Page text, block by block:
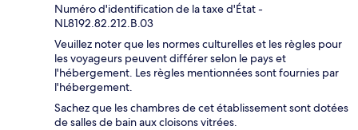
Numéro d'identification de la taxe d'État -
NL8192.82.212.B.03
Veuillez noter que les normes culturelles et les règles pour
les voyageurs peuvent différer selon le pays et
l'hébergement. Les règles mentionnées sont fournies par
l'hébergement.
Sachez que les chambres de cet établissement sont dotées
de salles de bain aux cloisons vitrées.